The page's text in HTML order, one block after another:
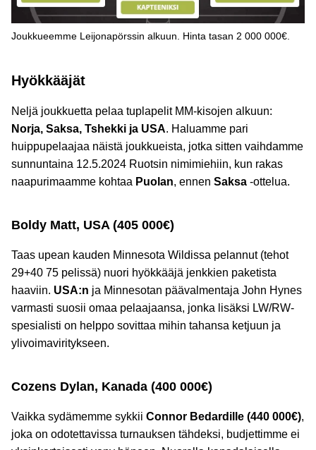
Joukkueemme Leijonapörssin alkuun. Hinta tasan 2 000 000€.
Hyökkääjät
Neljä joukkuetta pelaa tuplapelit MM-kisojen alkuun:
Norja, Saksa, Tshekki ja USA. Haluamme pari
huippupelaajaa näistä joukkueista, jotka sitten vaihdamme
sunnuntaina 12.5.2024 Ruotsin nimimiehiin, kun rakas
naapurimaamme kohtaa Puolan, ennen Saksa -ottelua.
Boldy Matt, USA (405 000€)
Taas upean kauden Minnesota Wildissa pelannut (tehot
29+40 75 pelissä) nuori hyökkääjä jenkkien paketista
haaviin. USA:n ja Minnesotan päävalmentaja John Hynes
varmasti suosii omaa pelaajaansa, jonka lisäksi LW/RW-
spesialisti on helppo sovittaa mihin tahansa ketjuun ja
ylivoimaviritykseen.
Cozens Dylan, Kanada (400 000€)
Vaikka sydämemme sykkii Connor Bedardille (440 000€),
joka on odotettavissa turnauksen tähdeksi, budjettimme ei